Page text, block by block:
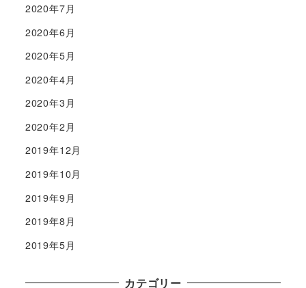
2020年7月
2020年6月
2020年5月
2020年4月
2020年3月
2020年2月
2019年12月
2019年10月
2019年9月
2019年8月
2019年5月
カテゴリー